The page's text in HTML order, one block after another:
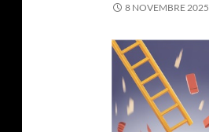
8 NOVEMBRE 2025